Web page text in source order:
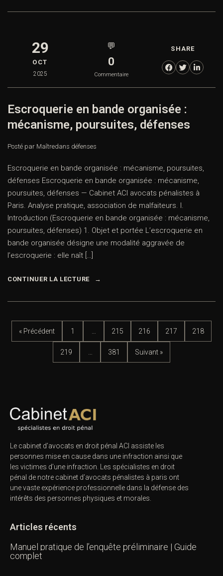
29
OCT
2025
💬
0
Commentaire
SHARE
Escroquerie en bande organisée :
mécanisme, poursuites, défenses
Posté par Maîtredans défenses
Escroquerie en bande organisée : mécanisme, poursuites,
défenses Escroquerie en bande organisée : mécanisme,
poursuites, défenses — Cabinet ACI avocats pénalistes à
Paris. Analyse pratique, association de malfaiteurs. I.
Introduction (Escroquerie en bande organisée : mécanisme,
poursuites, défenses) 1. Objet et portée L’escroquerie en
bande organisée désigne une modalité aggravée de
l’escroquerie : elle naît […]
CONTINUER LA LECTURE
« Précédent 1 215 216 217 218
219 381 Suivant »
Le cabinet d’avocats en droit pénal ACI assiste les
personnes mise en cause dans une infraction ainsi que
les victimes d’une infraction. Les spécialistes en droit
pénal de notre cabinet d’avocats pénalistes à paris ont
une vaste expérience professionnelle dans la défense des
intérêts des personnes physiques et morales.
Articles récents
Manuel pratique de l’enquête préliminaire | Guide
complet